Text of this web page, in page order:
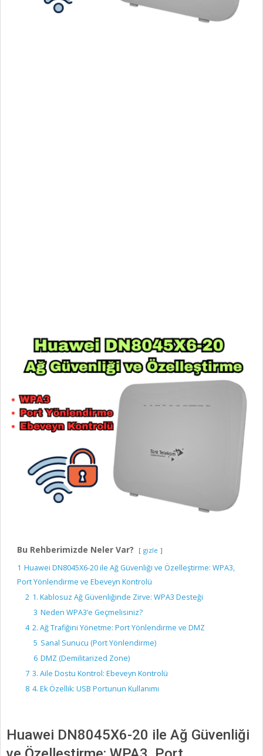
Bu Rehberimizde Neler Var? gizle
1 Huawei DN8045X6-20 ile Ağ Güvenliği ve Özelleştirme: WPA3,
Port Yönlendirme ve Ebeveyn Kontrolü
2 1. Kablosuz Ağ Güvenliğinde Zirve: WPA3 Desteği
3 Neden WPA3’e Geçmelisiniz?
4 2. Ağ Trafiğini Yönetme: Port Yönlendirme ve DMZ
5 Sanal Sunucu (Port Yönlendirme)
6 DMZ (Demilitarized Zone)
7 3. Aile Dostu Kontrol: Ebeveyn Kontrolü
8 4. Ek Özellik: USB Portunun Kullanımı
Huawei DN8045X6-20 ile Ağ Güvenliği